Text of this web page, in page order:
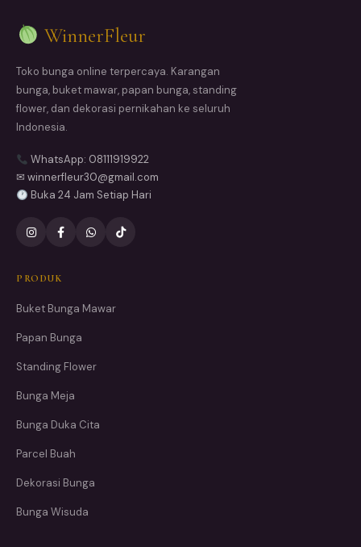
WinnerFleur
Toko bunga online terpercaya. Karangan
bunga, buket mawar, papan bunga, standing
flower, dan dekorasi pernikahan ke seluruh
Indonesia.
WhatsApp: 08111919922
✉ winnerfleur30@gmail.com
Buka 24 Jam Setiap Hari
PRODUK
Buket Bunga Mawar
Papan Bunga
Standing Flower
Bunga Meja
Bunga Duka Cita
Parcel Buah
Dekorasi Bunga
Bunga Wisuda